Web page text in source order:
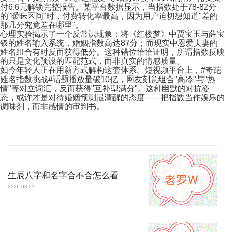
付6.6元解锁完整报告。某平台数据显示，当指数处于78-82分
的"暧昧区间"时，付费转化率最高，因为用户迫切想知道"差的
那几分究竟差在哪里"。
心理实验揭示了一个反常识现象：将《红楼梦》中贾宝玉与薛宝
钗的姓名输入系统，婚姻指数高达87分；而现实中恩爱夫妻的
姓名组合有时反而获得低分。这种错位恰恰证明，所谓指数反映
的只是文化预设的匹配范式，而非真实的情感质量。
如今年轻人正在用新方式解构这套体系。短视频平台上，#奇葩
姓名指数挑战#话题播放量破10亿，网友刻意组合"高冷"与"热
情"等对立词汇，反而获得"互补型满分"。这种幽默的对抗姿
态，或许才是对待婚姻预测最清醒的态度——把指数当作娱乐的
调味剂，而非感情的审判书。
生辰八字和名字合不合怎么看
2026-08-01